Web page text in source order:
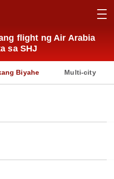
flight ng Air Arabia
sa SHJ
Biyahe Multi-city